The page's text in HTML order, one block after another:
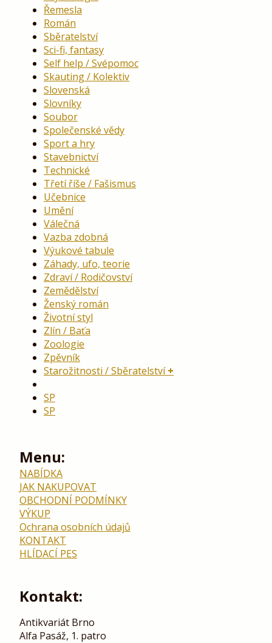
Řemesla
Román
Sběratelství
Sci-fi, fantasy
Self help / Svépomoc
Skauting / Kolektiv
Slovenská
Slovníky
Soubor
Společenské vědy
Sport a hry
Stavebnictví
Technické
Třetí říše / Fašismus
Učebnice
Umění
Válečná
Vazba zdobná
Výukové tabule
Záhady, ufo, teorie
Zdraví / Rodičovství
Zemědělství
Ženský román
Životní styl
Zlín / Baťa
Zoologie
Zpěvník
Starožitnosti / Sběratelství
SP
SP
Menu:
NABÍDKA
JAK NAKUPOVAT
OBCHODNÍ PODMÍNKY
VÝKUP
Ochrana osobních údajů
KONTAKT
HLÍDACÍ PES
Kontakt:
Antikvariát Brno
Alfa Pasáž, 1. patro